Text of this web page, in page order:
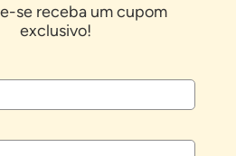
se receba um cupom
exclusivo!